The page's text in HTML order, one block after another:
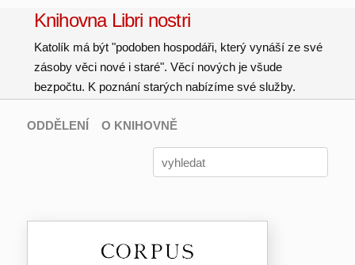
Knihovna Libri nostri
Katolík má být "podoben hospodáři, který vynáší ze své
zásoby věci nové i staré". Věcí nových je všude
bezpočtu. K poznání starých nabízíme své služby.
ODDĚLENÍ O KNIHOVNĚ